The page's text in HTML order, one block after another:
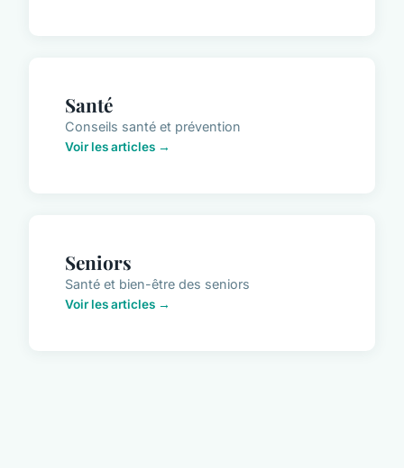
Santé
Conseils santé et prévention
Voir les articles →
Seniors
Santé et bien-être des seniors
Voir les articles →